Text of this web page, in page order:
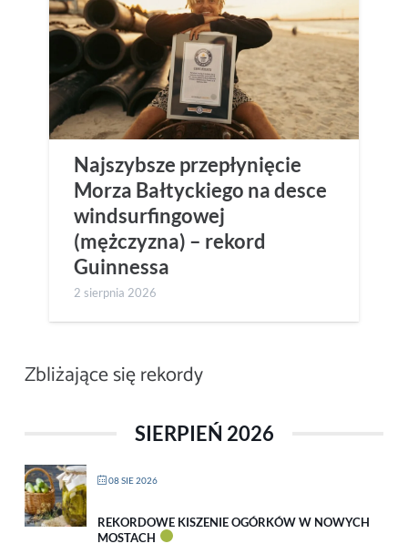
Najszybsze przepłynięcie
Morza Bałtyckiego na desce
windsurfingowej
(mężczyzna) – rekord
Guinnessa
2 sierpnia 2026
Zbliżające się rekordy
SIERPIEŃ 2026
08 SIE 2026
REKORDOWE KISZENIE OGÓRKÓW W NOWYCH
MOSTACH